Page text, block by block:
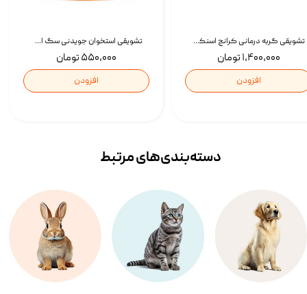
تشویقی استخوان جویدنی سگ اسنکی کرانچی با طعم مرغ Snacky Crunchy Munchy وزن 100 گرم
۵۵۰,۰۰۰ تومان
افزودن
تشویقی گربه درمانی کرانچ اسنکی با طعم میکس Snacky Crunch Cat Treats وزن 60 گرم بسته 4 عددی
۱,۴۰۰,۰۰۰ تومان
افزودن
دسته‌بندی‌‌های مرتبط